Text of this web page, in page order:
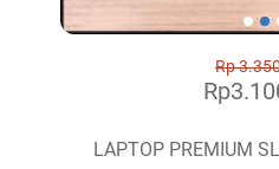
Rp
LAPTOP PREMIUM